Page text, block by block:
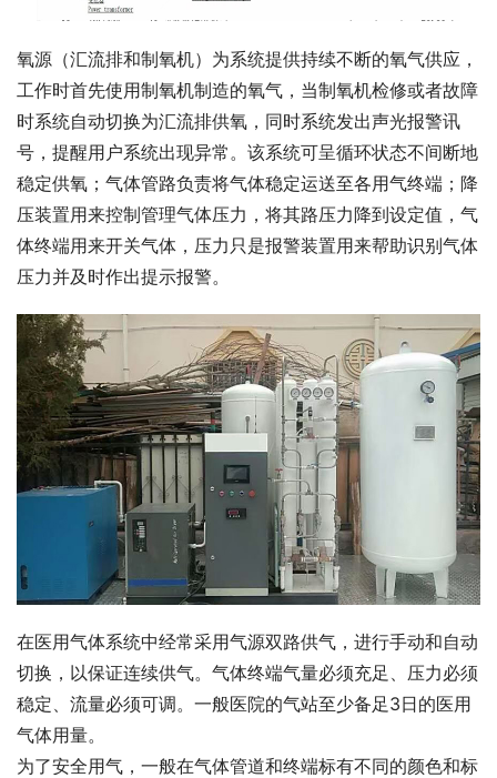
氧源（汇流排和制氧机）为系统提供持续不断的氧气供应，
工作时首先使用制氧机制造的氧气，当制氧机检修或者故障
时系统自动切换为汇流排供氧，同时系统发出声光报警讯
号，提醒用户系统出现异常。该系统可呈循环状态不间断地
稳定供氧；气体管路负责将气体稳定运送至各用气终端；降
压装置用来控制管理气体压力，将其路压力降到设定值，气
体终端用来开关气体，压力只是报警装置用来帮助识别气体
压力并及时作出提示报警。
在医用气体系统中经常采用气源双路供气，进行手动和自动
切换，以保证连续供气。气体终端气量必须充足、压力必须
稳定、流量必须可调。一般医院的气站至少备足3日的医用
气体用量。
为了安全用气，一般在气体管道和终端标有不同的颜色和标